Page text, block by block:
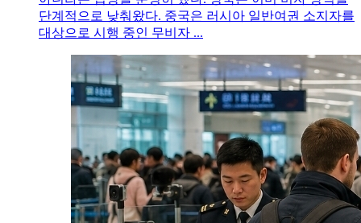
단계적으로 낮춰왔다. 중국은 러시아 일반여권 소지자를
대상으로 시행 중인 무비자 ...